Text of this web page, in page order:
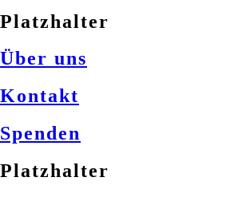
Platzhalter
Über uns
Kontakt
Spenden
Platzhalter